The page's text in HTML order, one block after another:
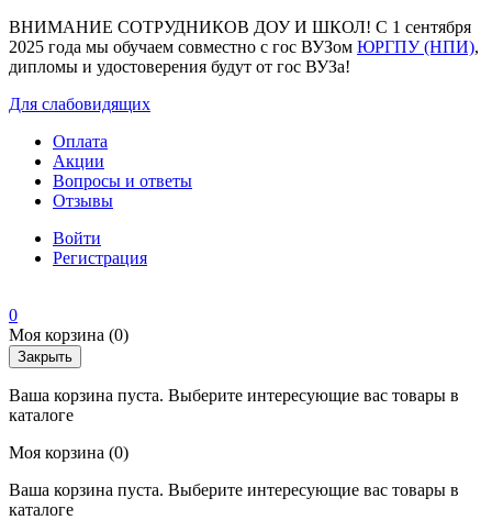
ВНИМАНИЕ СОТРУДНИКОВ ДОУ И ШКОЛ! С 1 сентября
2025 года мы обучаем совместно с гос ВУЗом ЮРГПУ (НПИ),
дипломы и удостоверения будут от гос ВУЗа!
Для слабовидящих
Оплата
Акции
Вопросы и ответы
Отзывы
Войти
Регистрация
0
Моя корзина (0)
Закрыть
Ваша корзина пуста. Выберите интересующие вас товары в
каталоге
Моя корзина (0)
Ваша корзина пуста. Выберите интересующие вас товары в
каталоге